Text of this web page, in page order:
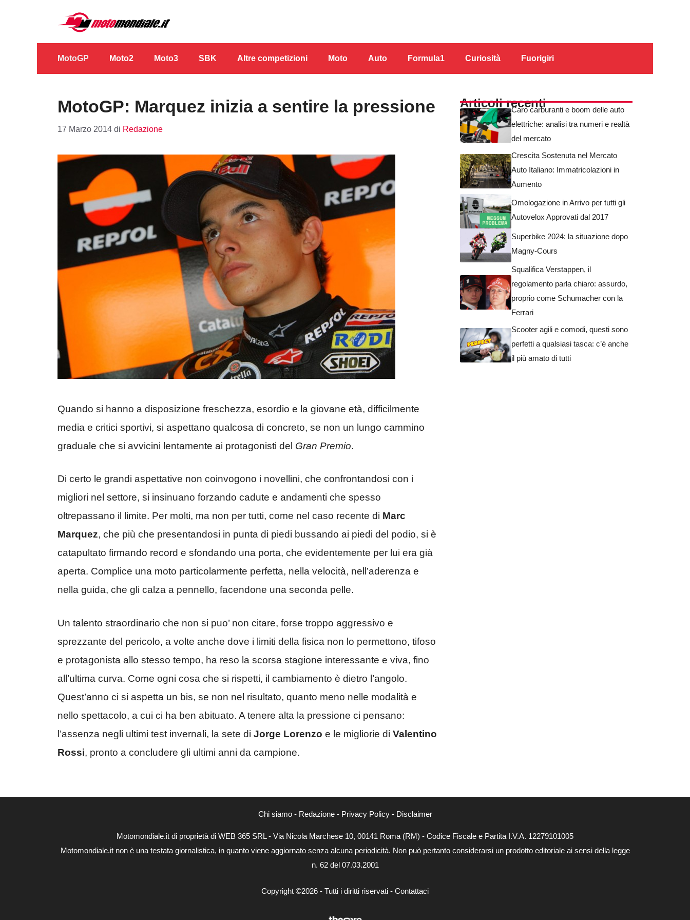
contenuto
MotoGP Moto2 Moto3 SBK Altre competizioni Moto Auto Formula1 Curiosità Fuorigiri
MotoGP: Marquez inizia a sentire la pressione
17 Marzo 2014 di Redazione
Quando si hanno a disposizione freschezza, esordio e la giovane età, difficilmente
media e critici sportivi, si aspettano qualcosa di concreto, se non un lungo cammino
graduale che si avvicini lentamente ai protagonisti del Gran Premio.
Di certo le grandi aspettative non coinvogono i novellini, che confrontandosi con i
migliori nel settore, si insinuano forzando cadute e andamenti che spesso
oltrepassano il limite. Per molti, ma non per tutti, come nel caso recente di Marc
Marquez, che più che presentandosi in punta di piedi bussando ai piedi del podio, si è
catapultato firmando record e sfondando una porta, che evidentemente per lui era già
aperta. Complice una moto particolarmente perfetta, nella velocità, nell’aderenza e
nella guida, che gli calza a pennello, facendone una seconda pelle.
Un talento straordinario che non si puo’ non citare, forse troppo aggressivo e
sprezzante del pericolo, a volte anche dove i limiti della fisica non lo permettono, tifoso
e protagonista allo stesso tempo, ha reso la scorsa stagione interessante e viva, fino
all’ultima curva. Come ogni cosa che si rispetti, il cambiamento è dietro l’angolo.
Quest’anno ci si aspetta un bis, se non nel risultato, quanto meno nelle modalità e
nello spettacolo, a cui ci ha ben abituato. A tenere alta la pressione ci pensano:
l’assenza negli ultimi test invernali, la sete di Jorge Lorenzo e le migliorie di Valentino
Rossi, pronto a concludere gli ultimi anni da campione.
Articoli recentiCaro carburanti e boom delle auto
elettriche: analisi tra numeri e realtà
del mercato
Crescita Sostenuta nel Mercato
Auto Italiano: Immatricolazioni in
Aumento
Omologazione in Arrivo per tutti gli
Autovelox Approvati dal 2017
Superbike 2024: la situazione dopo
Magny-Cours
Squalifica Verstappen, il
regolamento parla chiaro: assurdo,
proprio come Schumacher con la
Ferrari
Scooter agili e comodi, questi sono
perfetti a qualsiasi tasca: c’è anche
il più amato di tutti
Chi siamo- Redazione- Privacy Policy- Disclaimer
Motomondiale.it di proprietà di WEB 365 SRL - Via Nicola Marchese 10, 00141 Roma (RM) - Codice Fiscale e Partita I.V.A. 12279101005
Motomondiale.it non è una testata giornalistica, in quanto viene aggiornato senza alcuna periodicità. Non può pertanto considerarsi un prodotto editoriale ai sensi della legge
n. 62 del 07.03.2001
Copyright ©2026 - Tutti i diritti riservati - Contattaci